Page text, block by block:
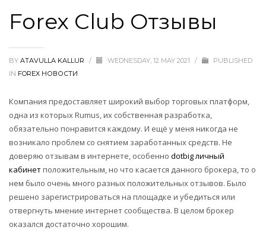
Forex Club Отзывы
BY ATAVULLA KALLUR / WEDNESDAY, 12 MAY 2021 /
PUBLISHED
IN FOREX НОВОСТИ
Компания предоставляет широкий выбор торговых платформ,
одна из которых Rumus, их собственная разработка,
обязательно понравится каждому. И ещё у меня никогда не
возникало проблем со снятием заработанных средств. Не
доверяю отзывам в интернете, особенно dotbig личный
кабинетположительным, но что касается данного брокера, то о
нем было очень много разных положительных отзывов. Было
решено зарегистрироваться на площадке и убедиться или
отвергнуть мнение интернет сообщества. В целом брокер
оказался достаточно хорошим.